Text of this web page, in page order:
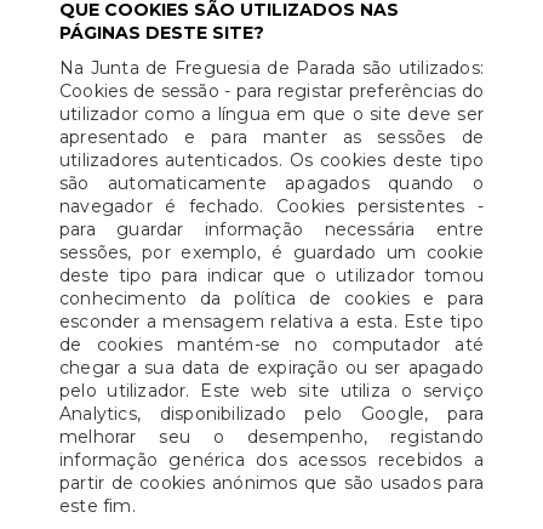
QUE COOKIES SÃO UTILIZADOS NAS
PÁGINAS DESTE SITE?
Na Junta de Freguesia de Parada são utilizados:
Cookies de sessão - para registar preferências do
utilizador como a língua em que o site deve ser
apresentado e para manter as sessões de
utilizadores autenticados. Os cookies deste tipo
são automaticamente apagados quando o
navegador é fechado. Cookies persistentes -
para guardar informação necessária entre
sessões, por exemplo, é guardado um cookie
deste tipo para indicar que o utilizador tomou
conhecimento da política de cookies e para
esconder a mensagem relativa a esta. Este tipo
de cookies mantém-se no computador até
chegar a sua data de expiração ou ser apagado
pelo utilizador. Este web site utiliza o serviço
Analytics, disponibilizado pelo Google, para
melhorar seu o desempenho, registando
informação genérica dos acessos recebidos a
partir de cookies anónimos que são usados para
este fim.